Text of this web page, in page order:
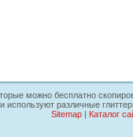
можно бесплатно
используют различные
Sitemap| Каталог